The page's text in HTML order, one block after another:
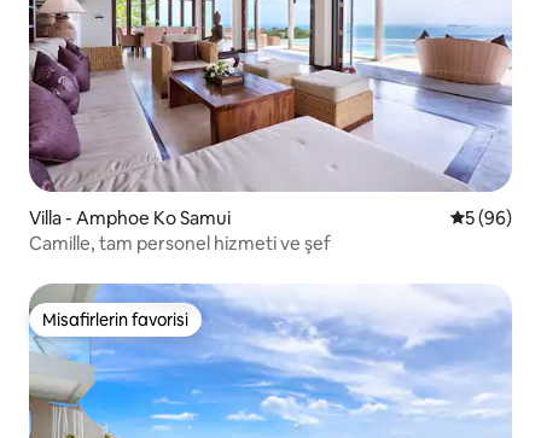
Villa - Amphoe Ko Samui 55 (96)
Camille, tam personel hizmeti ve şef
Misafirlerin favorisi
Misafirlerin favorisi